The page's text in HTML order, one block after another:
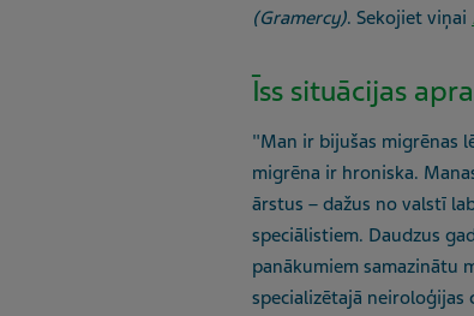
(Gramercy). Sekojiet viņai
Īss situācijas
"Man ir bijušas migrēnas
migrēna ir hroniska.
ārstus – dažus no valstī
speciālistiem. Daudzus
panākumiem samazinātu
specializētajā neiroloģijas